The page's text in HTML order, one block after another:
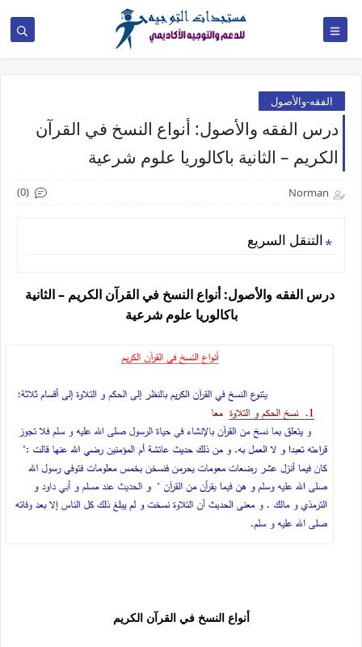
الفقه-والأصول
درس الفقه والأصول: أنواع النسخ في القرآن
الكريم – الثانية باكالوريا علوم شرعية
Norman
(0)
التنقل السريع
درس الفقه والأصول: أنواع النسخ في القرآن الكريم – الثانية
باكالوريا علوم شرعية
أنواع النسخ في القرآن الكريم